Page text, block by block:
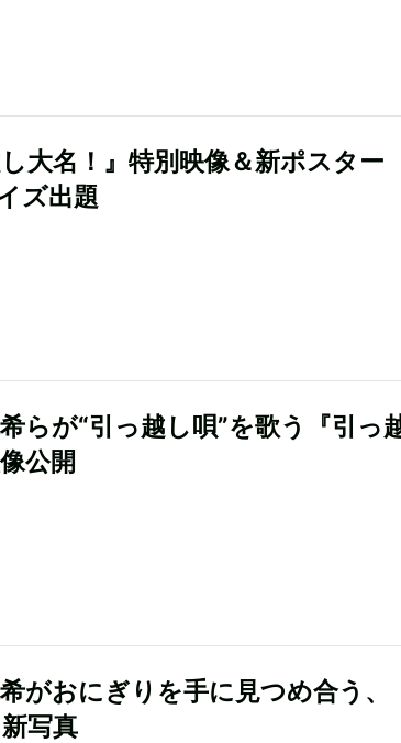
大名！』特別映像＆新ポスタ
ズ出題
らが“引っ越し唄”を歌う『引っ
公開
がおにぎりを手に見つめ合う、
写真